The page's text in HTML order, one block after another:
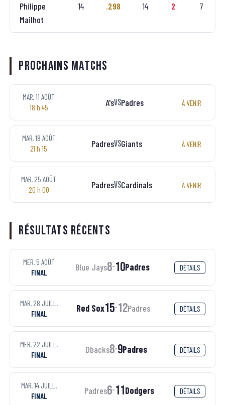
Philippe
Mailhot
14 .298 14 2 7
Prochains matchs
MAR. 11 AOÛT
18 h 45
A'sVSPadres À VENIR
MAR. 18 AOÛT
21 h 15
PadresVSGiants À VENIR
MAR. 25 AOÛT
20 h 00
PadresVSCardinals À VENIR
Résultats récents
MER. 5 AOÛT
FINAL
Blue Jays8-10Padres DÉTAILS
MAR. 28 JUILL.
FINAL
Red Sox15-12Padres DÉTAILS
MER. 22 JUILL.
FINAL
Dbacks8-9Padres DÉTAILS
MAR. 14 JUILL.
FINAL
Padres6-11Dodgers DÉTAILS